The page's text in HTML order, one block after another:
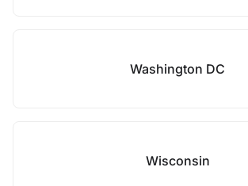
Washington DC
Wisconsin